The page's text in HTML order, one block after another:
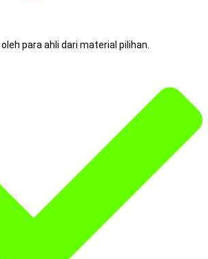
para ahli dari material pilihan.